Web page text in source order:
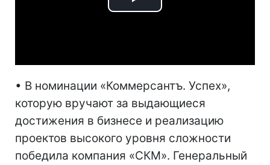
Play
• В номинации «Коммерсантъ. Успех»,
которую вручают за выдающиеся
достижения в бизнесе и реализацию
проектов высокого уровня сложности
победила компания «СКМ». Генеральный